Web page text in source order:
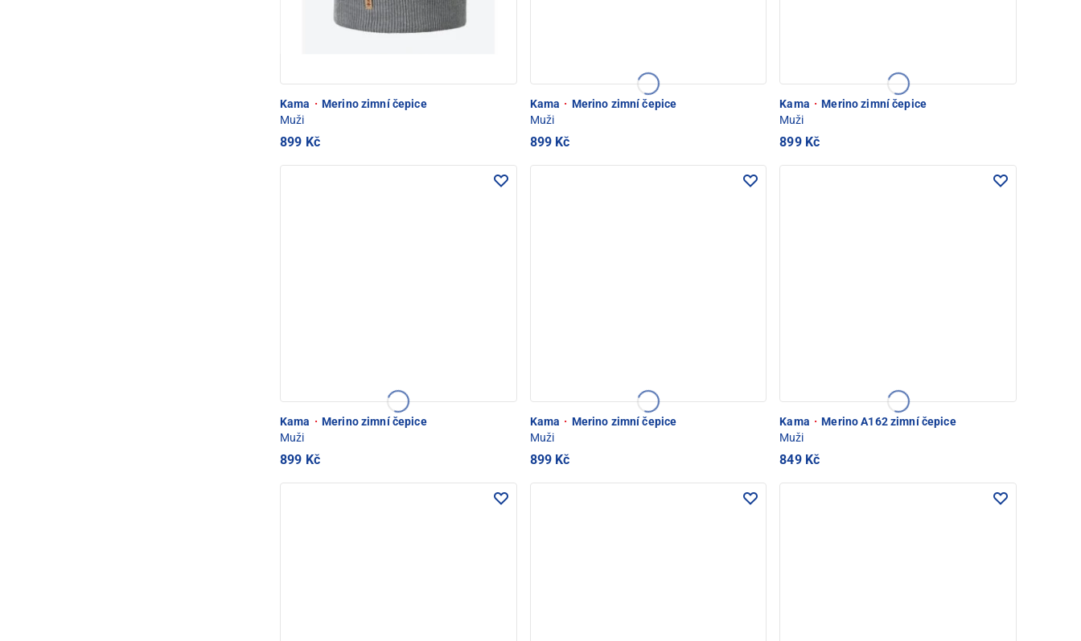
Kama · Merino zimní čepice
Muži
899 Kč
Kama · Merino zimní čepice
Muži
899 Kč
Kama · Merino zimní čepice
Muži
899 Kč
Kama · Merino zimní čepice
Muži
899 Kč
Kama · Merino zimní čepice
Muži
899 Kč
Kama · Merino A162 zimní čepice
Muži
849 Kč